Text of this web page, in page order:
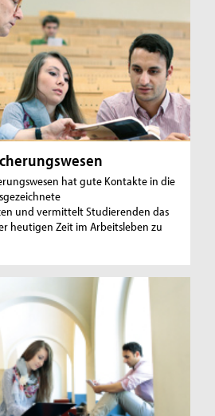
hat gute Kontakte in die
und vermittelt Studierenden das
heutigen Zeit im Arbeitsleben zu